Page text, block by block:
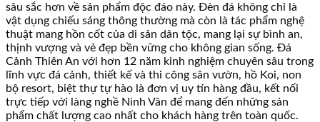
sâu sắc hơn về sản phẩm độc đáo này. Đèn đá không chỉ là
vật dụng chiếu sáng thông thường mà còn là tác phẩm nghệ
thuật mang hồn cốt của di sản dân tộc, mang lại sự bình an,
thịnh vượng và vẻ đẹp bền vững cho không gian sống. Đá
Cảnh Thiên An với hơn 12 năm kinh nghiệm chuyên sâu trong
lĩnh vực đá cảnh, thiết kế và thi công sân vườn, hồ Koi, non
bộ resort, biệt thự tự hào là đơn vị uy tín hàng đầu, kết nối
trực tiếp với làng nghề Ninh Vân để mang đến những sản
phẩm chất lượng cao nhất cho khách hàng trên toàn quốc.